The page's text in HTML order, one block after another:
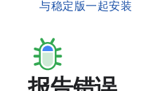
与稳定版一起安装